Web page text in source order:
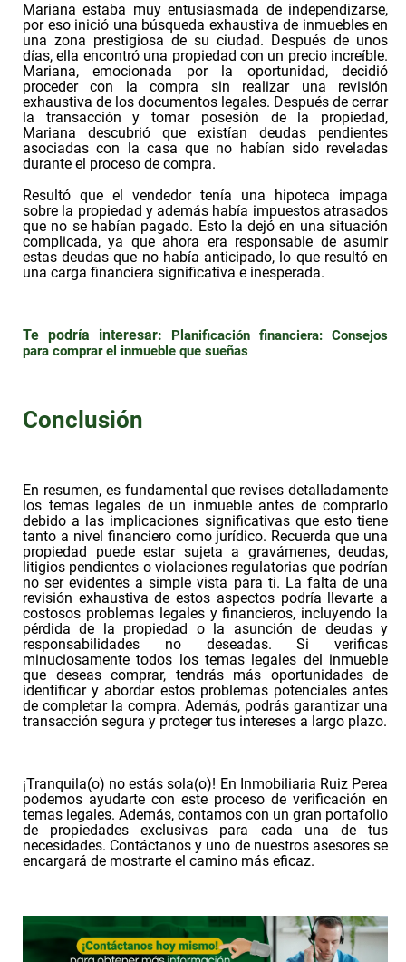
Mariana estaba muy entusiasmada de independizarse,
por eso inició una búsqueda exhaustiva de inmuebles en
una zona prestigiosa de su ciudad. Después de unos
días, ella encontró una propiedad con un precio increíble.
Mariana, emocionada por la oportunidad, decidió
proceder con la compra sin realizar una revisión
exhaustiva de los documentos legales. Después de cerrar
la transacción y tomar posesión de la propiedad,
Mariana descubrió que existían deudas pendientes
asociadas con la casa que no habían sido reveladas
durante el proceso de compra.
Resultó que el vendedor tenía una hipoteca impaga
sobre la propiedad y además había impuestos atrasados
que no se habían pagado. Esto la dejó en una situación
complicada, ya que ahora era responsable de asumir
estas deudas que no había anticipado, lo que resultó en
una carga financiera significativa e inesperada.
Te podría interesar: Planificación financiera: Consejos
para comprar el inmueble que sueñas
Conclusión
En resumen, es fundamental que revises detalladamente
los temas legales de un inmueble antes de comprarlo
debido a las implicaciones significativas que esto tiene
tanto a nivel financiero como jurídico. Recuerda que una
propiedad puede estar sujeta a gravámenes, deudas,
litigios pendientes o violaciones regulatorias que podrían
no ser evidentes a simple vista para ti. La falta de una
revisión exhaustiva de estos aspectos podría llevarte a
costosos problemas legales y financieros, incluyendo la
pérdida de la propiedad o la asunción de deudas y
responsabilidades no deseadas. Si verificas
minuciosamente todos los temas legales del inmueble
que deseas comprar, tendrás más oportunidades de
identificar y abordar estos problemas potenciales antes
de completar la compra. Además, podrás garantizar una
transacción segura y proteger tus intereses a largo plazo.
¡Tranquila(o) no estás sola(o)! En Inmobiliaria Ruiz Perea
podemos ayudarte con este proceso de verificación en
temas legales. Además, contamos con un gran portafolio
de propiedades exclusivas para cada una de tus
necesidades. Contáctanos y uno de nuestros asesores se
encargará de mostrarte el camino más eficaz.